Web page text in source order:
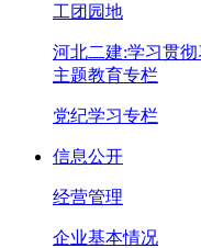
工团园地
河北二建:学习贯
主题教育专栏
党纪学习专栏
信息公开
经营管理
企业基本情况